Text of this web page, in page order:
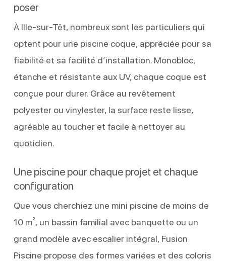
poser
À Ille-sur-Têt, nombreux sont les particuliers qui
optent pour une piscine coque, appréciée pour sa
fiabilité et sa facilité d’installation. Monobloc,
étanche et résistante aux UV, chaque coque est
conçue pour durer. Grâce au revêtement
polyester ou vinylester, la surface reste lisse,
agréable au toucher et facile à nettoyer au
quotidien.
Une piscine pour chaque projet et chaque
configuration
Que vous cherchiez une mini piscine de moins de
10 m², un bassin familial avec banquette ou un
grand modèle avec escalier intégral, Fusion
Piscine propose des formes variées et des coloris